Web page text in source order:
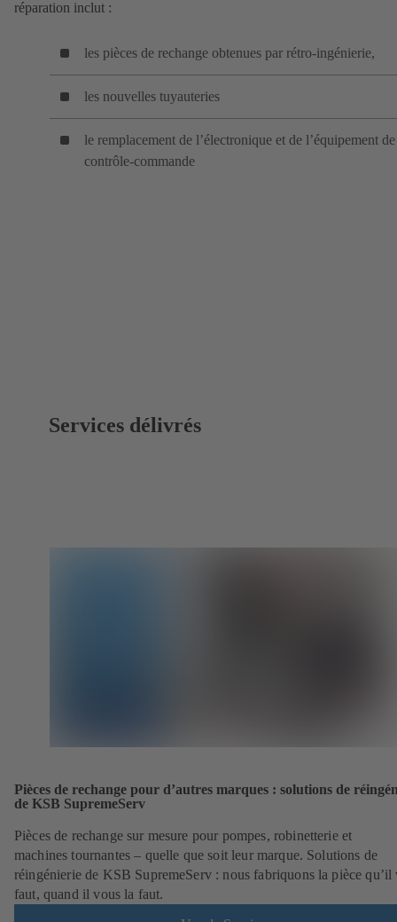
réparation inclut :
les pièces de rechange obtenues par rétro-ingénierie,
les nouvelles tuyauteries
le remplacement de l’électronique et de l’équipement de
contrôle-commande
Services délivrés
Pièces de rechange pour d’autres marques : solutions de
de KSB SupremeServ
Pièces de rechange sur mesure pour pompes, robinetterie et
machines tournantes – quelle que soit leur marque. Solutions de
réingénierie de KSB SupremeServ : nous fabriquons la pièce qu’il
faut, quand il vous la faut.